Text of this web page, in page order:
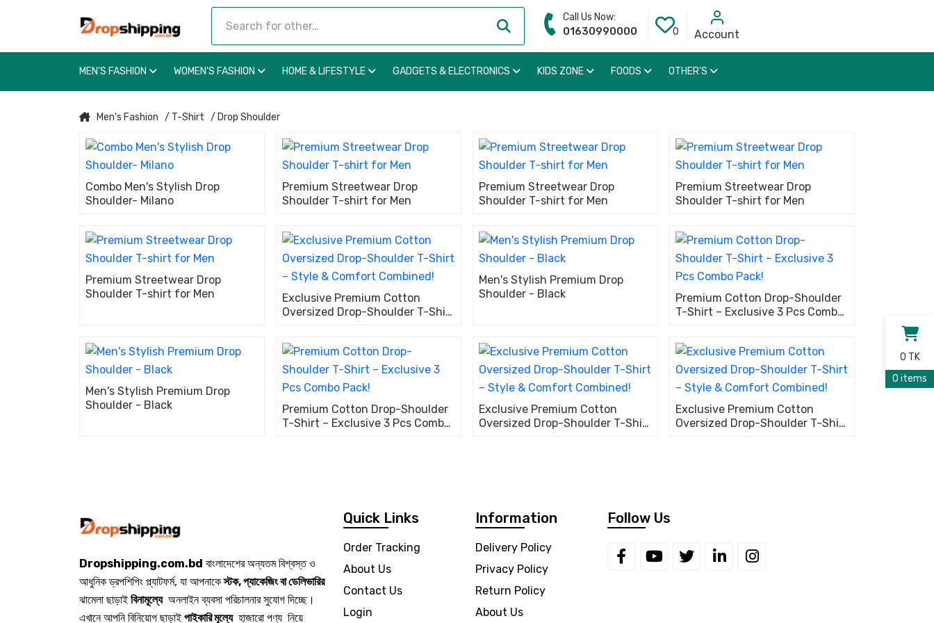
Call Us Now:
01630990000 0 Account
MEN'S FASHION WOMEN'S FASHION HOME & LIFESTYLE GADGETS & ELECTRONICS KIDS ZONE FOODS OTHER'S
Men's Fashion / T-Shirt / Drop Shoulder
Combo Men's Stylish Drop
Shoulder- Milano
Premium Streetwear Drop
Shoulder T-shirt for Men
Premium Streetwear Drop
Shoulder T-shirt for Men
Premium Streetwear Drop
Shoulder T-shirt for Men
Premium Streetwear Drop
Shoulder T-shirt for Men
Exclusive Premium Cotton
Oversized Drop-Shoulder T-Shirt
Men's Stylish Premium Drop
Shoulder - Black
Premium Cotton Drop-Shoulder
T-Shirt – Exclusive 3 Pcs Combo
Men's Stylish Premium Drop
Shoulder - Black
Premium Cotton Drop-Shoulder
T-Shirt – Exclusive 3 Pcs Combo
Exclusive Premium Cotton
Oversized Drop-Shoulder T-Shirt
Exclusive Premium Cotton
Oversized Drop-Shoulder T-Shirt
Dropshipping.com.bd বাংলাদেশের অন্যতম বিশ্বস্ত ও
আধুনিক ড্রপশিপিং প্ল্যাটফর্ম, যা আপনাকেস্টক, প্যাকেজিং বা ডেলিভারির
ঝামেলা ছাড়াই বিনামূল্যেঅনলাইন ব্যবসা পরিচালনার সুযোগ দিচ্ছে।
এখানে আপনি বিনিয়োগ ছাড়াই পাইকারি মূল্যেহাজারো পণ্য নিয়ে
Quick Links
Order Tracking
About Us
Contact Us
Login
Information
Delivery Policy
Privacy Policy
Return Policy
About Us
Follow Us
0 TK
0 items